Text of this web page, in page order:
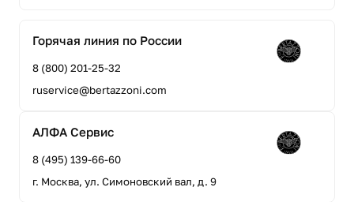
Горячая линия по России
8 (800) 201-25-32
ruservice@bertazzoni.com
АЛФА Сервис
8 (495) 139-66-60
г. Москва, ул. Симоновский вал, д. 9